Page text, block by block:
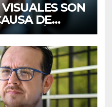
SON
DE
EN MÉXICO,
DEL